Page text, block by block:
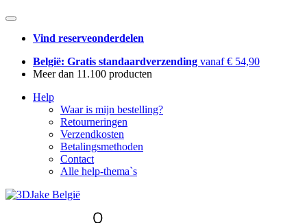
Vind reserveonderdelen
België: Gratis standaardverzending vanaf € 54,90
Meer dan 11.100 producten
Help
Waar is mijn bestelling?
Retourneringen
Verzendkosten
Betalingsmethoden
Contact
Alle help-thema`s